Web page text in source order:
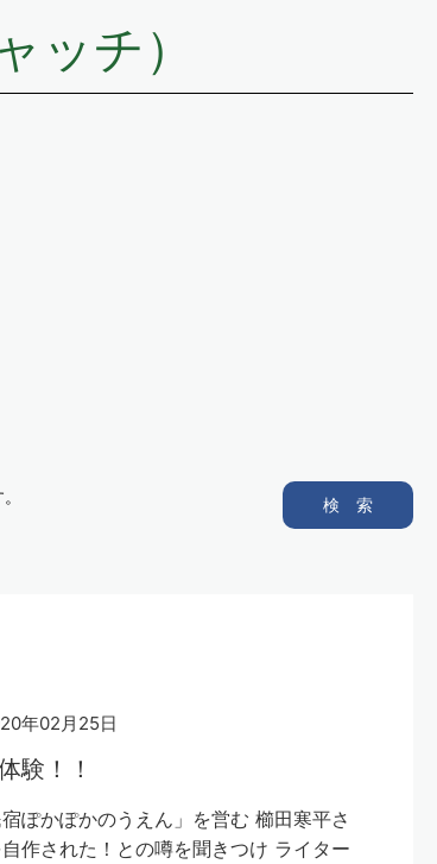
ッチ）
検 索
年02月25日
験！！
ぽかぽかのうえん」を営む 櫛田寒平さ
作された！との噂を聞きつけ ライター